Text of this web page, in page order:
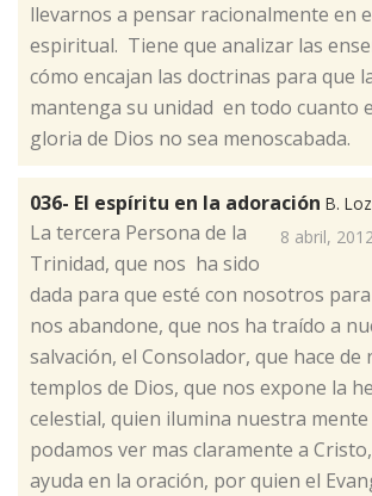
llevarnos a pensar racionalmente en
espiritual. Tiene que analizar las
cómo encajan las doctrinas para que
mantenga su unidad en todo cuanto
gloria de Dios no sea menoscabada.
036- El espíritu en la adoración B.
8 abril,
​La tercera Persona de la
Trinidad, que nos ha sido
dada para que esté con nosotros
nos abandone, que nos ha traído a
salvación, el Consolador, que hace de
templos de Dios, que nos expone la
celestial, quien ilumina nuestra
podamos ver mas claramente a
ayuda en la oración, por quien el